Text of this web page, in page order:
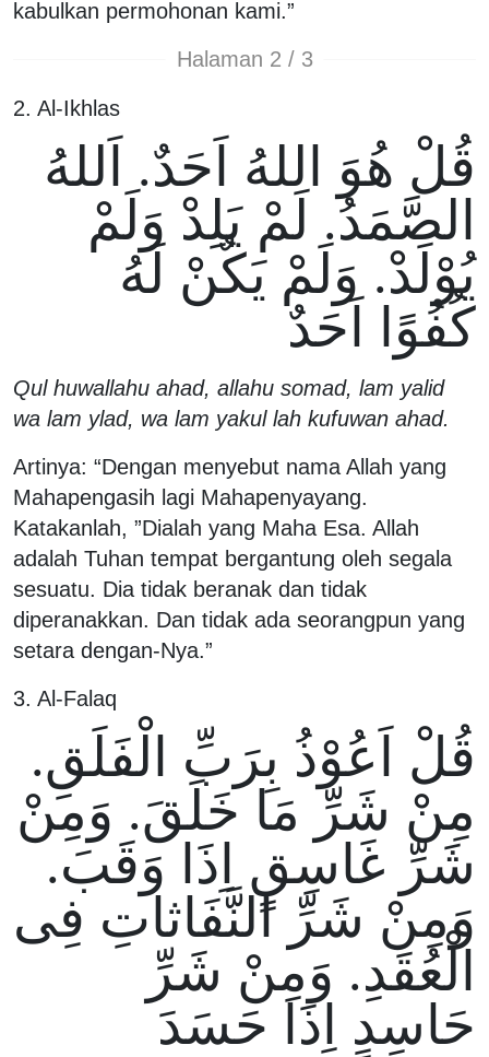
kabulkan permohonan kami.”
Halaman 2 / 3
2. Al-Ikhlas
قُلْ هُوَ اللهُ اَحَدٌ. اَللهُ
الصَّمَدُ. لَمْ يَلِدْ وَلَمْ
يُوْلَدْ. وَلَمْ يَكٌنْ لَهُ
كُفُوًا اَحَدٌ
Qul huwallahu ahad, allahu somad, lam yalid
wa lam ylad, wa lam yakul lah kufuwan ahad.
Artinya: “Dengan menyebut nama Allah yang
Mahapengasih lagi Mahapenyayang.
Katakanlah, ”Dialah yang Maha Esa. Allah
adalah Tuhan tempat bergantung oleh segala
sesuatu. Dia tidak beranak dan tidak
diperanakkan. Dan tidak ada seorangpun yang
setara dengan-Nya.”
3. Al-Falaq
قُلْ اَعُوْذُ بِرَبِّ الْفَلَقِ.
مِنْ شَرِّ مَا خَلَقَ. وَمِنْ
شَرِّ غَاسِقٍ اِذَا وَقَبَ.
وَمِنْ شَرِّ النَّفَاثاتِ فِى
الْعُقَدِ. وَمِنْ شَرِّ
حَاسِدٍ اِذَا حَسَدَ